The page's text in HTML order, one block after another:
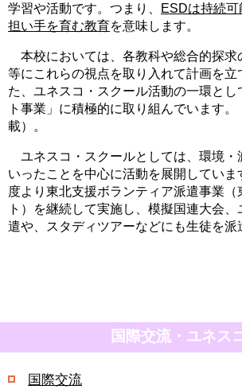
学習や活動です。つまり、
ESDは持続
担い手を育む教育を意味します。
本校においては、各教科や総合的探求
等にこれらの視点を取り入れて計画を立
た、ユネスコ・スクール活動の一環とし
ト事業」に積極的に取り組んでいます
載）。
ユネスコ・スクールとしては、環境・
いったことを中心に活動を展開してい
度より東北支援ボランティア派遣事業（
ト）を継続して実施し、模擬国連大会
遣や、スタディツアーなどにも生徒を派
国際交流・ユネス
国際交流